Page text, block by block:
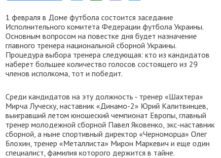
1 февраля в Доме футбола состоится заседание
Исполнительного комитета Федерации футбола Украины.
Основным вопросом на повестке дня будет назначение
главного тренера национальной сборной Украины.
Процедура выбора тренера следующая: кто из кандидатов
наберет большее количество голосов состоящего из 29
членов исполкома, тот и победит.
Среди кандидатов на эту должность - тренер «Шахтера»
Мирча Луческу, наставник «Динамо-2» Юрий Калитвинцев,
выигравший летом юношеский чемпионат Европы, главный
тренер молодежной сборной Павел Яковенко, экс-наставник
сборной, а ныне спортивный директор «Черноморца» Олег
Блохин, тренер «Металлиста» Мирон Маркевич и еще один
специалист, фамилия которого держится в тайне.